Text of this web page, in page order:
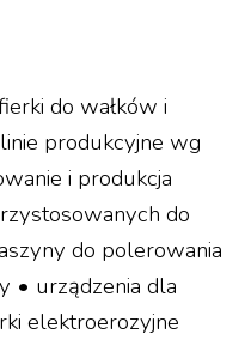
do wałków i
produkcyjne wg
i produkcja
do
do polerowania
• urządzenia dla
elektroerozyjne